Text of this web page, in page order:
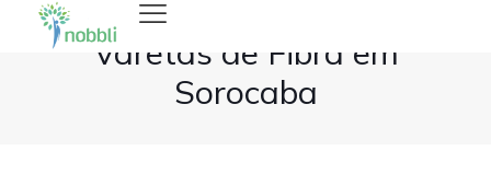
Varetas de Fibra em
Sorocaba